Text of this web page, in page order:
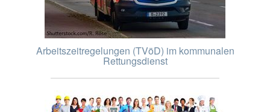
Arbeitszeitregelungen (TVöD) im kommunalen
Rettungsdienst